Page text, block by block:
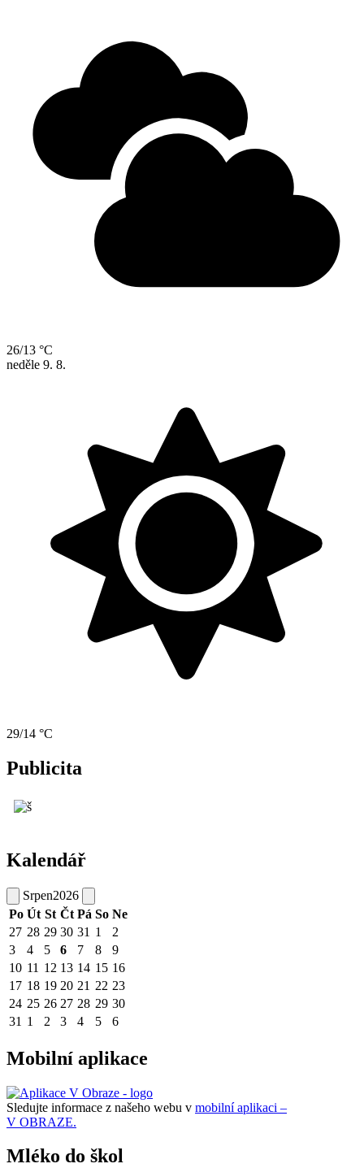
26/13 °C
neděle 9. 8.
29/14 °C
Publicita
Kalendář
Srpen2026
Po Út St Čt Pá So Ne
27 28 29 30 31 1
2
3
4 5 6 7 8
9
10 11 12 13 14 15 16
17 18 19 20 21 22 23
24 25 26 27 28 29 30
31 1 2 3 4 5 6
Mobilní aplikace
Sledujte informace z našeho webu v mobilní aplikaci –
V OBRAZE.
Mléko do škol